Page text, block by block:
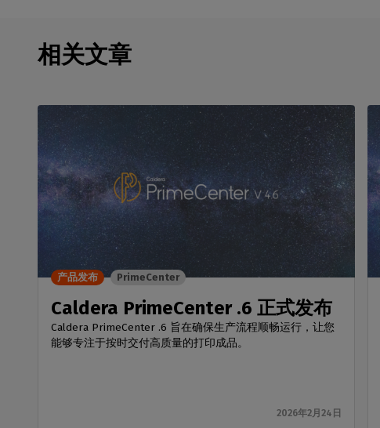
相关文章
Caldera PrimeCenter .6 正式发布
Caldera PrimeCenter .6 旨在确保生产流程顺畅运行，让您
能够专注于按时交付高质量的打印成品。
2026年2月24日
产品发布 PrimeCenter